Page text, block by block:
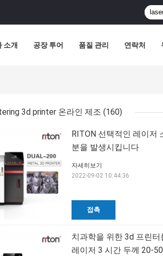
소개 공장 투어 품질 관리 연락처
3d printer 온라인 제조 (160)
RITON 선택적인 레이저
분을 발생시킵니다
접촉
자세히보기
2022-09-02 10:44:36
치과학을 위한 3d 프린
레이저 3 시간 두께 20-